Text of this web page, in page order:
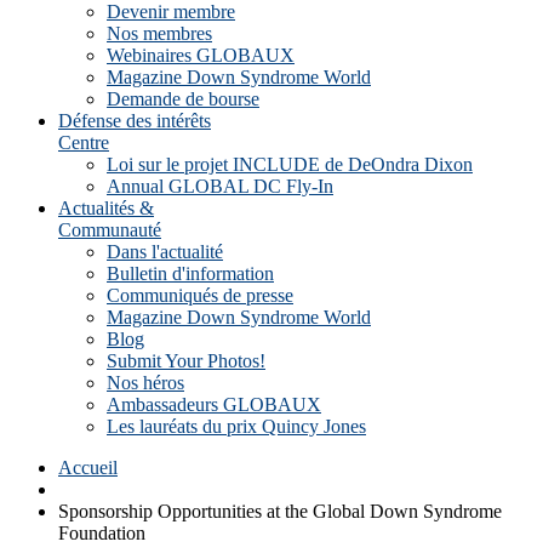
Devenir membre
Nos membres
Webinaires GLOBAUX
Magazine Down Syndrome World
Demande de bourse
Défense des intérêts
Centre
Loi sur le projet INCLUDE de DeOndra Dixon
Annual GLOBAL DC Fly-In
Actualités &
Communauté
Dans l'actualité
Bulletin d'information
Communiqués de presse
Magazine Down Syndrome World
Blog
Submit Your Photos!
Nos héros
Ambassadeurs GLOBAUX
Les lauréats du prix Quincy Jones
Accueil
Sponsorship Opportunities at the Global Down Syndrome
Foundation